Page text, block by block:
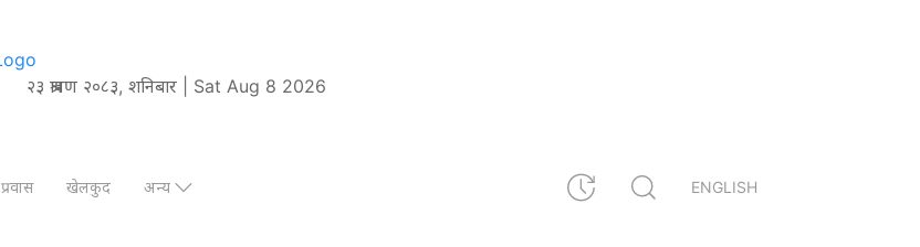
२३ श्रावण २०८३, शनिबार | Sat Aug 8 2026
प्रवास खेलकुद अन्य ENGLISH